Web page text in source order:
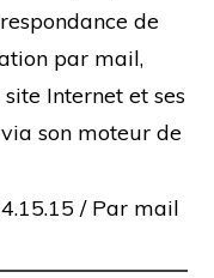
de
par mail,
Internet et ses
son moteur de
/ Par mail